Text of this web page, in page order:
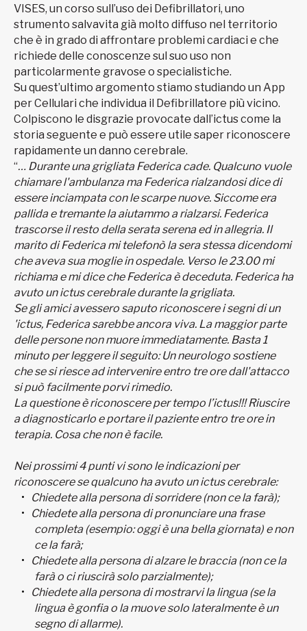
VISES, un corso sull’uso dei Defibrillatori, uno
strumento salvavita già molto diffuso nel territorio
che è in grado di affrontare problemi cardiaci e che
richiede delle conoscenze sul suo uso non
particolarmente gravose o specialistiche.
Su quest’ultimo argomento stiamo studiando un App
per Cellulari che individua il Defibrillatore più vicino.
Colpiscono le disgrazie provocate dall’ictus come la
storia seguente e può essere utile saper riconoscere
rapidamente un danno cerebrale.
“… Durante una grigliata Federica cade. Qualcuno vuole
chiamare l'ambulanza ma Federica rialzandosi dice di
essere inciampata con le scarpe nuove. Siccome era
pallida e tremante la aiutammo a rialzarsi. Federica
trascorse il resto della serata serena ed in allegria. Il
marito di Federica mi telefonò la sera stessa dicendomi
che aveva sua moglie in ospedale. Verso le 23.00 mi
richiama e mi dice che Federica è deceduta. Federica ha
avuto un ictus cerebrale durante la grigliata.
Se gli amici avessero saputo riconoscere i segni di un
'ictus, Federica sarebbe ancora viva. La maggior parte
delle persone non muore immediatamente. Basta 1
minuto per leggere il seguito: Un neurologo sostiene
che se si riesce ad intervenire entro tre ore dall'attacco
si può facilmente porvi rimedio.
La questione è riconoscere per tempo l’ictus!!! Riuscire
a diagnosticarlo e portare il paziente entro tre ore in
terapia. Cosa che non è facile.
Nei prossimi 4 punti vi sono le indicazioni per
riconoscere se qualcuno ha avuto un ictus cerebrale:
Chiedete alla persona di sorridere (non ce la farà);
Chiedete alla persona di pronunciare una frase
completa (esempio: oggi è una bella giornata) e non
ce la farà;
Chiedete alla persona di alzare le braccia (non ce la
farà o ci riuscirà solo parzialmente);
Chiedete alla persona di mostrarvi la lingua (se la
lingua è gonfia o la muove solo lateralmente è un
segno di allarme).